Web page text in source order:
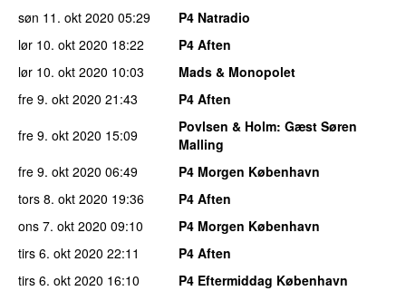
søn 11. okt 2020 05:29
P4 Natradio
lør 10. okt 2020 18:22
P4 Aften
lør 10. okt 2020 10:03
Mads & Monopolet
fre 9. okt 2020 21:43
P4 Aften
fre 9. okt 2020 15:09 Povlsen & Holm: Gæst Søren
Malling
fre 9. okt 2020 06:49
P4 Morgen København
tors 8. okt 2020 19:36
P4 Aften
ons 7. okt 2020 09:10
P4 Morgen København
tirs 6. okt 2020 22:11
P4 Aften
tirs 6. okt 2020 16:10
P4 Eftermiddag København